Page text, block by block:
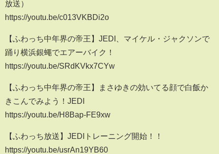
放送）
https://youtu.be/c013VKBDi2o
【ふわっち中年界の帝王】JEDI、マイケル・ジャクソンで
踊り横浜銀蠅でエアーバイク！
https://youtu.be/SRdKVkx7CYw
【ふわっち中年界の帝王】まさゆきの効いてる顔で白飯か
きこんでみよう！JEDI
https://youtu.be/H8Bap-FE9xw
【ふわっち放送】JEDIトレーニング開始！！
https://youtu.be/usrAn19YB60